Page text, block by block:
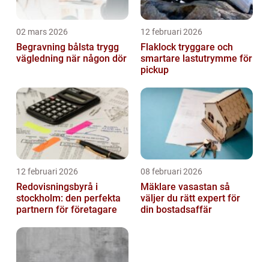
02 mars 2026
Begravning bålsta trygg
vägledning när någon dör
12 februari 2026
Flaklock tryggare och
smartare lastutrymme för
pickup
12 februari 2026
Redovisningsbyrå i
stockholm: den perfekta
partnern för företagare
08 februari 2026
Mäklare vasastan så
väljer du rätt expert för
din bostadsaffär